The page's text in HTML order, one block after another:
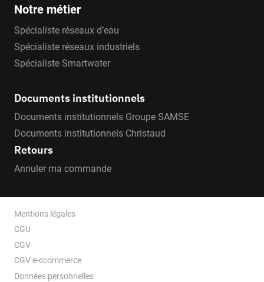
Notre métier
Spécialiste réseaux d’eau
Spécialiste réseaux industriels
Spécialiste Smartwater
Documents institutionnels
Documents institutionnels Groupe SAMSE
Documents institutionnels Christaud
Retours
Annuler ma commande
Mentions légales
CGU
CGV
CGV e-ccommerce
Données personnelles